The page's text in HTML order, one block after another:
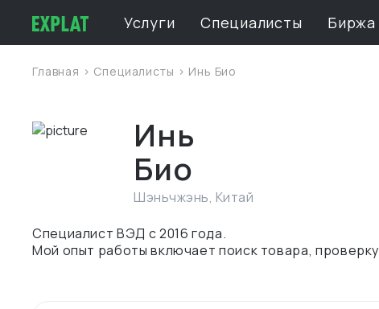
Услуги Специалисты Биржа
Главная > Специалисты > Инь Био
Инь
Био
Шэньчжэнь, Китай
Специалист ВЭД с 2016 года.
Мой опыт работы включает поиск товара,